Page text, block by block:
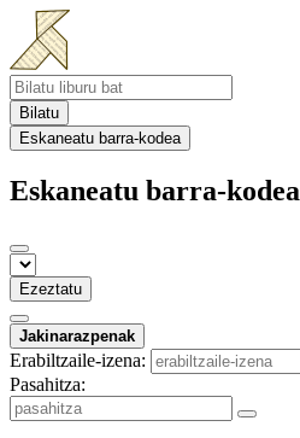
Bilatu
Eskaneatu barra-kodea
Eskaneatu barra-kodea
Ezeztatu
Jakinarazpenak
Erabiltzaile-izena:
Pasahitza: